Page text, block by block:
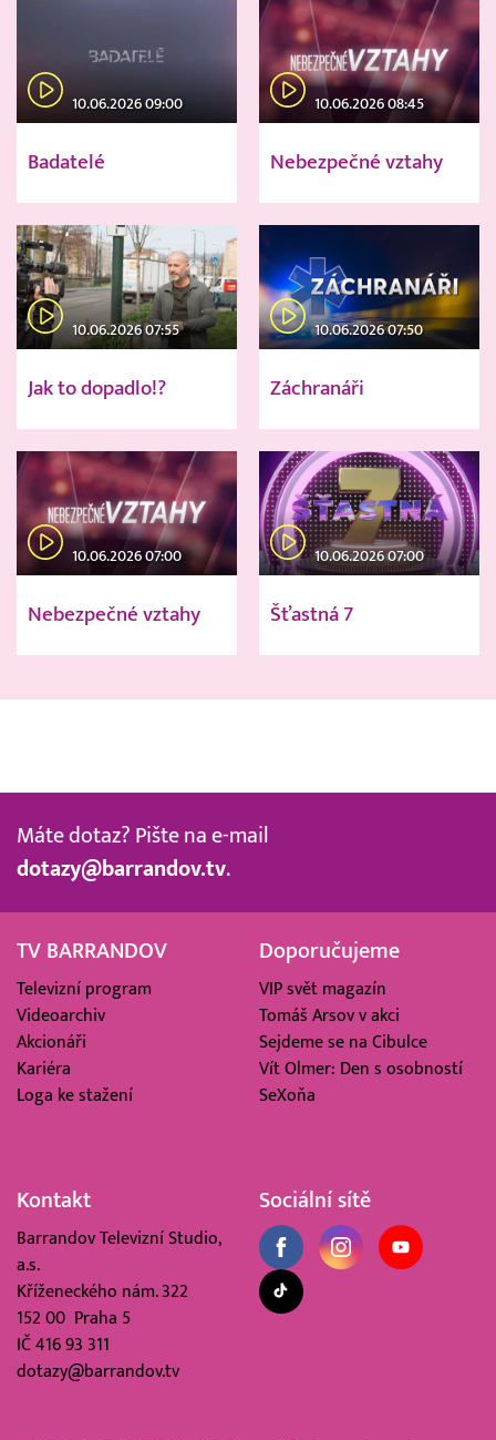
10.06.2026 09:00
Badatelé
10.06.2026 08:45
Nebezpečné vztahy
10.06.2026 07:55
Jak to dopadlo!?
10.06.2026 07:50
Záchranáři
10.06.2026 07:00
Nebezpečné vztahy
10.06.2026 07:00
Šťastná 7
Máte dotaz? Pište na e-mail
dotazy@barrandov.tv.
TV BARRANDOV
Televizní program
Videoarchiv
Akcionáři
Kariéra
Loga ke stažení
Doporučujeme
VIP svět magazín
Tomáš Arsov v akci
Sejdeme se na Cibulce
Vít Olmer: Den s osobností
SeXoňa
Kontakt
Barrandov Televizní Studio,
a.s.
Kříženeckého nám. 322
152 00 Praha 5
IČ 416 93 311
dotazy@barrandov.tv
Sociální sítě